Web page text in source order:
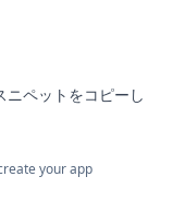
ペットをコピーし
your app